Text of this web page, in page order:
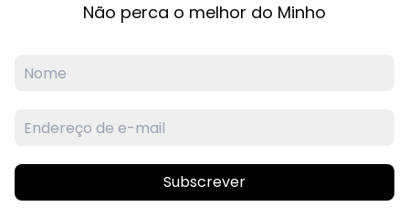
Não perca o melhor do Minho
Subscrever